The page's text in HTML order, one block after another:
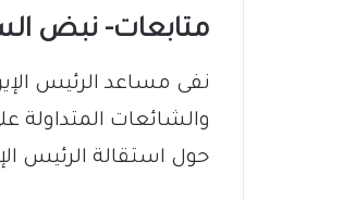
متابعات- نبض
والشائعات المتداولة
حول استقالة الرئيس